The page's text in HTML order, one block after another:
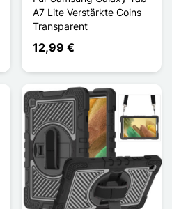
A7 Lite Verstärkte Coins
Transparent
12,99 €